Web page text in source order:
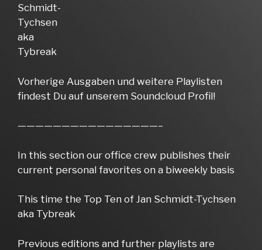
Schmidt-
Tychsen
aka
Tybreak
Vorherige Ausgaben und weitere Playlisten
findest Du auf unserem Soundcloud Profil!
————————————————–
In this section our office crew publishes their
current personal favorites on a biweekly basis
This time the Top Ten of Jan Schmidt-Tychsen
aka Tybreak
Previous editions and further playlists are